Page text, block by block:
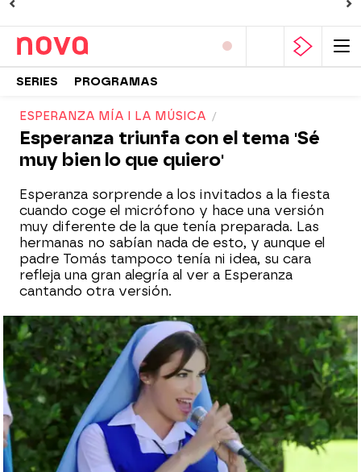
SERIES PROGRAMAS
ESPERANZA MÍA I LA MÚSICA
Esperanza triunfa con el tema 'Sé
muy bien lo que quiero'
Esperanza sorprende a los invitados a la fiesta
cuando coge el micrófono y hace una versión
muy diferente de la que tenía preparada. Las
hermanas no sabían nada de esto, y aunque el
padre Tomás tampoco tenía ni idea, su cara
refleja una gran alegría al ver a Esperanza
cantando otra versión.
Nova
Madrid